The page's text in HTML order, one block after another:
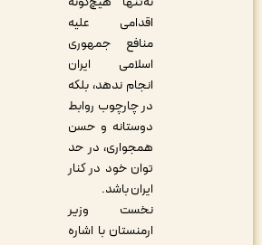
اقدامی علیه
منافع جمهوری
اسلامی ایران
انجام ندهد، بلکه
در چارچوب روابط
دوستانه و حسن
همجواری، در حد
توان خود در کنار
ایران باشد.
نخست وزیر
ارمنستان با اشاره